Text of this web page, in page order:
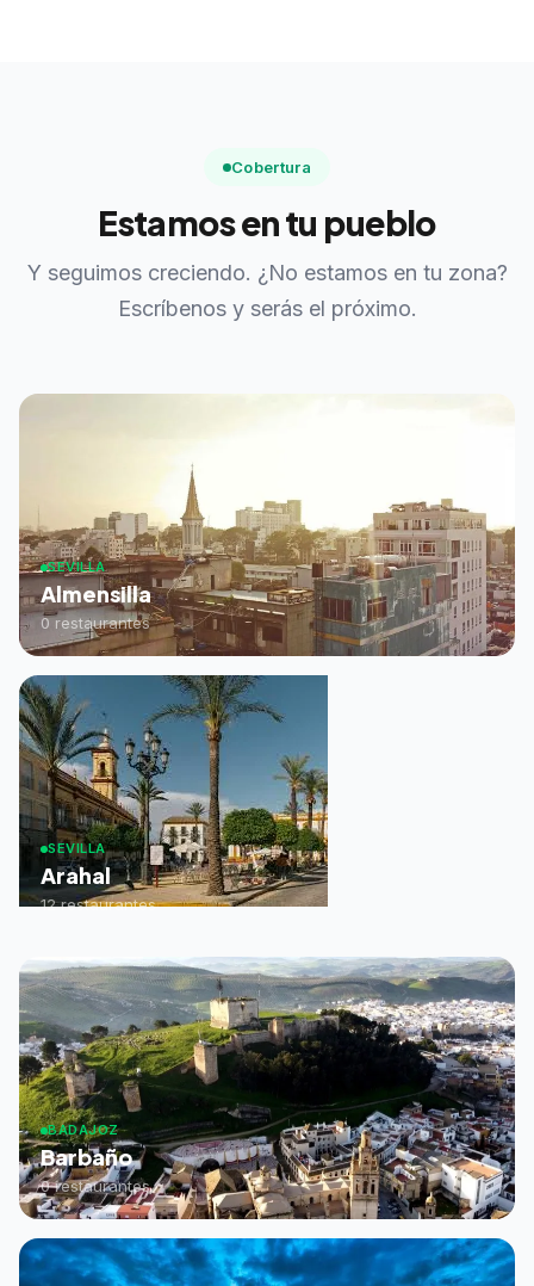
Cobertura
Estamos en tu pueblo
Y seguimos creciendo. ¿No estamos en tu zona?
Escríbenos y serás el próximo.
SEVILLA
Almensilla
0 restaurantes
SEVILLA
Arahal
12 restaurantes
BADAJOZ
Barbaño
0 restaurantes